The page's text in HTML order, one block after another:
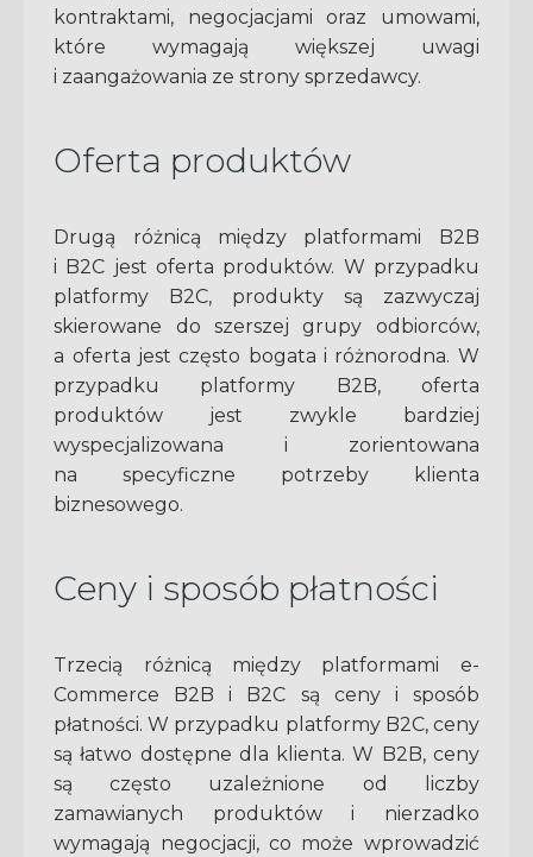
kontraktami, negocjacjami oraz umowami,
które wymagają większej uwagi
i zaangażowania ze strony sprzedawcy.
Oferta produktów
Drugą różnicą między platformami B2B
i B2C jest oferta produktów. W przypadku
platformy B2C, produkty są zazwyczaj
skierowane do szerszej grupy odbiorców,
a oferta jest często bogata i różnorodna. W
przypadku platformy B2B, oferta
produktów jest zwykle bardziej
wyspecjalizowana i zorientowana
na specyficzne potrzeby klienta
biznesowego.
Ceny i sposób płatności
Trzecią różnicą między platformami e-
Commerce B2B i B2C są ceny i sposób
płatności. W przypadku platformy B2C, ceny
są łatwo dostępne dla klienta. W B2B, ceny
są często uzależnione od liczby
zamawianych produktów i nierzadko
wymagają negocjacji, co może wprowadzić